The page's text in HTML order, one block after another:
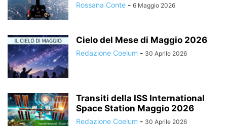
Rossana Conte - 6 Maggio 2026
Cielo del Mese di Maggio 2026
Redazione Coelum - 30 Aprile 2026
Transiti della ISS International
Space Station Maggio 2026
Redazione Coelum - 30 Aprile 2026